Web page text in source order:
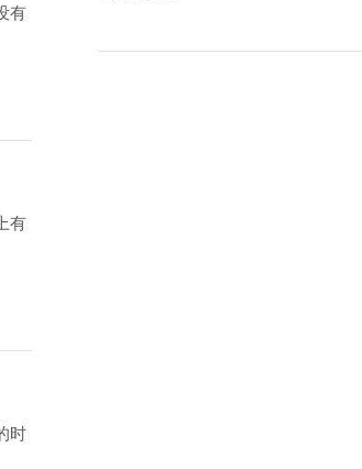
有
有
时